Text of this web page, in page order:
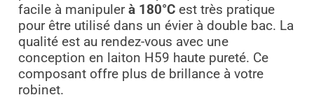
facile à manipulerà 180°Cest très pratique
pour être utilisé dans un évier à double bac. La
qualité est au rendez-vous avec une
conception en laiton H59 haute pureté. Ce
composant offre plus de brillance à votre
robinet.